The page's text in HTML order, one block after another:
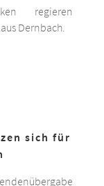
regieren
Dernbach.
sich für